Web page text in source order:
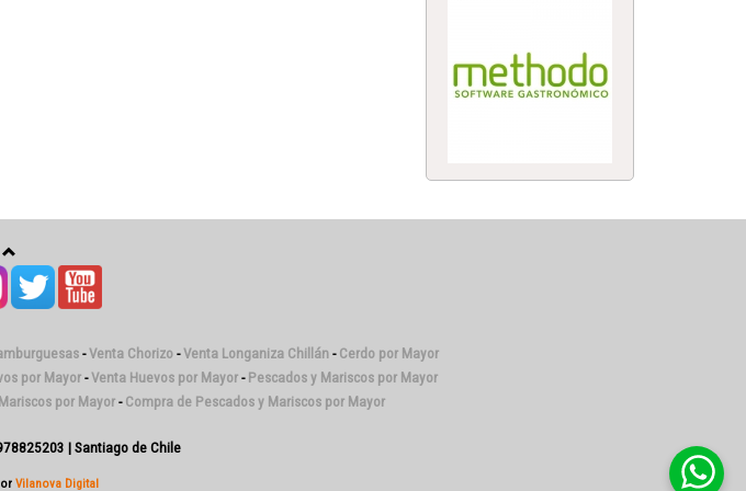
-Venta Chorizo -Venta Longaniza Chillán - Cerdo por Mayor
por Mayor -Venta Huevos por Mayor - Pescados y Mariscos por Mayor
por Mayor- Compra de Pescados y Mariscos por Mayor
| Santiago de Chile
Vilanova Digital